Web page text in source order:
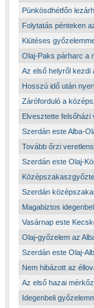
Pünkösdhétfőn
Folytatás pénteken
Kiütéses
Olaj-Paks párharc a
Az első helyről kezdi
Hosszú idő után
Záróforduló a
Elvesztette felsőházi
Szerdán este Alba-
Tovább őrzi
Szerdán este Olaj-
Szerdán
Magabiztos
Vasárnap este
Olaj-győzelem az
Szerdán este Olaj-
Nem hibázott az
Az első hazai
Idegenbeli